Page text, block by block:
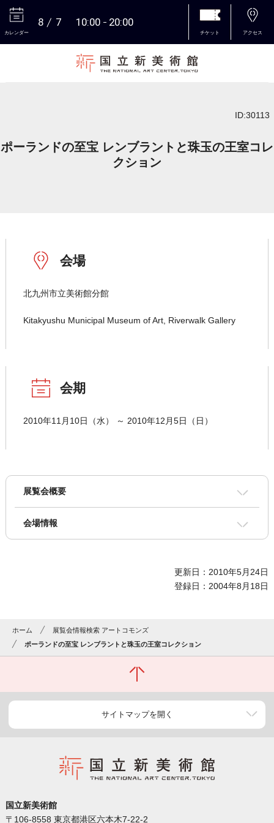
カレンダー
8 7 10:00 20:00
チケット アクセス
ID:30113
ポーランドの至宝 レンブラントと珠玉の王室コレ
クション
会場
北九州市立美術館分館
Kitakyushu Municipal Museum of Art, Riverwalk Gallery
会期
2010年11月10日（水） ～ 2010年12月5日（日）
展覧会概要
会場情報
更新日：2010年5月24日
登録日：2004年8月18日
ホーム
展覧会情報検索 アートコモンズ
ポーランドの至宝 レンブラントと珠玉の王室コレクション
サイトマップを開く
国立新美術館
〒106-8558 東京都港区六本木7-22-2